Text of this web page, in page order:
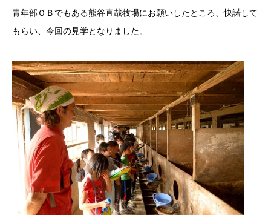
青年部ＯＢでもある熊谷直哉牧場にお願いしたところ、快諾して
もらい、今回の見学となりました。